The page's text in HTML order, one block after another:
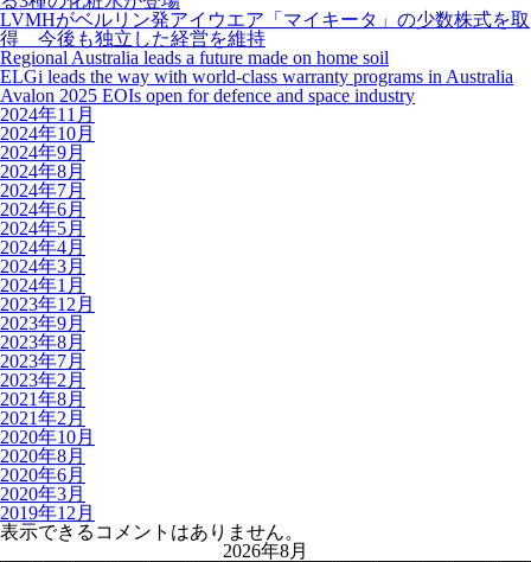
LVMHがベルリン発アイウエア「マイキータ」の少数株式を取
得 今後も独立した経営を維持
Regional Australia leads a future made on home soil
ELGi leads the way with world-class warranty programs in Australia
Avalon 2025 EOIs open for defence and space industry
2024年11月
2024年10月
2024年9月
2024年8月
2024年7月
2024年6月
2024年5月
2024年4月
2024年3月
2024年1月
2023年12月
2023年9月
2023年8月
2023年7月
2023年2月
2021年8月
2021年2月
2020年10月
2020年8月
2020年6月
2020年3月
2019年12月
表示できるコメントはありません。
2026年8月